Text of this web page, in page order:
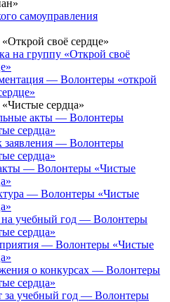
самоуправления
своё сердце»
на группу «Открой своё
— Волонтеры «открой
сердца»
акты — Волонтеры
сердца»
заявления — Волонтеры
сердца»
— Волонтеры «Чистые
— Волонтеры «Чистые
учебный год — Волонтеры
сердца»
— Волонтеры «Чистые
о конкурсах — Волонтеры
сердца»
за учебный год — Волонтеры